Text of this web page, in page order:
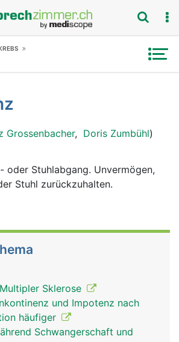
Grossenbacher, Doris Zumbühl)
oder Stuhlabgang. Unvermögen,
Stuhl zurückzuhalten.
Sklerose
und Impotenz nach
häufiger
Schwangerschaft und